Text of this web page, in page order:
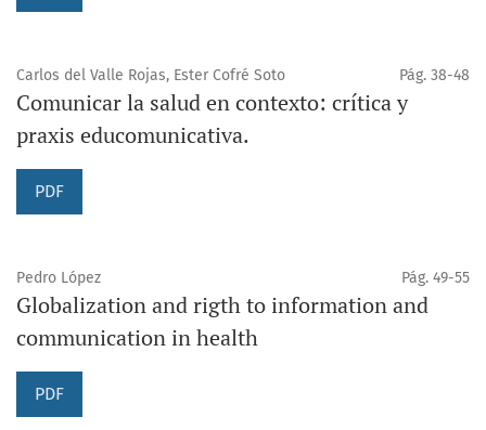
Carlos del Valle Rojas, Ester Cofré Soto Pág. 38-48
Comunicar la salud en contexto: crítica y
praxis educomunicativa.
PDF
Pedro López Pág. 49-55
Globalization and rigth to information and
communication in health
PDF